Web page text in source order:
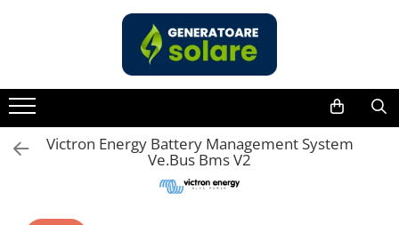
Acasa
Statii de Alimentare Portabile
Cauta dupa capacitate
Intre 2000-3000W
Victron Energy Battery Management System
Ve.Bus Bms V2